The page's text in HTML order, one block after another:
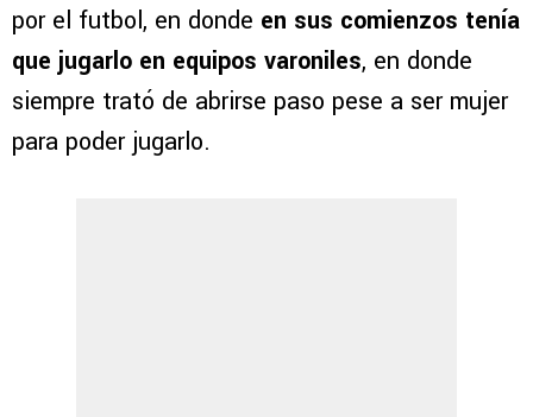
por el futbol, en donde en sus comienzos tenía
que jugarlo en equipos varoniles, en donde
siempre trató de abrirse paso pese a ser mujer
para poder jugarlo.